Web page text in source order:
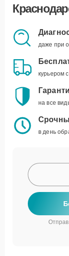
даже при
курьером
на все
в день